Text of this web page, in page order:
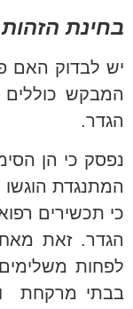
בחינת
יש לבדוק האם
המבקש כוללים
הגדר.
נפסק כי הן
כי תכשירים
הגדר. זאת
לפחות
בבתי מרקחת